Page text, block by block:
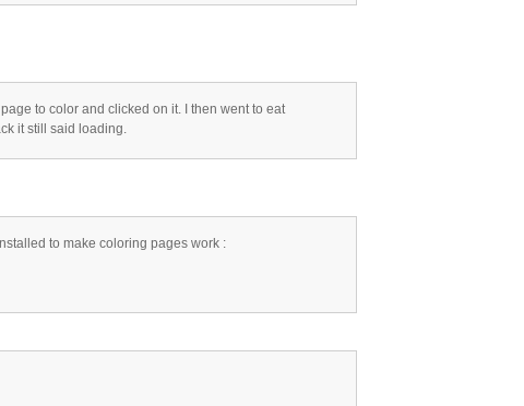
to color and clicked on it. I then went to eat
it still said loading.
to make coloring pages work :